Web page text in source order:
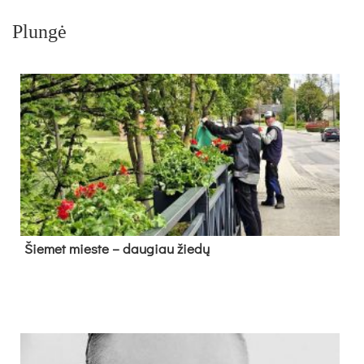
Plungė
Šie­met mies­te – dau­giau žie­dų